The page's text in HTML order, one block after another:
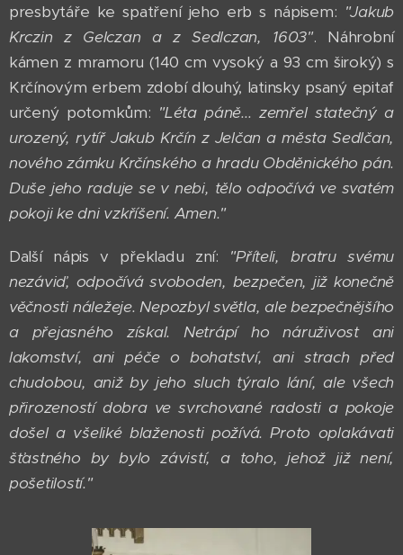
presbytáře ke spatření jeho erb s nápisem: "Jakub
Krczin z Gelczan a z Sedlczan, 1603". Náhrobní
kámen z mramoru (140 cm vysoký a 93 cm široký) s
Krčínovým erbem zdobí dlouhý, latinsky psaný epitaf
určený potomkům: "Léta páně... zemřel statečný a
urozený, rytíř Jakub Krčín z Jelčan a města Sedlčan,
nového zámku Krčínského a hradu Obděnického pán.
Duše jeho raduje se v nebi, tělo odpočívá ve svatém
pokoji ke dni vzkříšení. Amen."
Další nápis v překladu zní: "Příteli, bratru svému
nezáviď, odpočívá svoboden, bezpečen, již konečně
věčnosti náležeje. Nepozbyl světla, ale bezpečnějšího
a přejasného získal. Netrápí ho náruživost ani
lakomství, ani péče o bohatství, ani strach před
chudobou, aniž by jeho sluch týralo lání, ale všech
přirozeností dobra ve svrchované radosti a pokoje
došel a všeliké blaženosti požívá. Proto oplakávati
šťastného by bylo závistí, a toho, jehož již není,
pošetilostí."